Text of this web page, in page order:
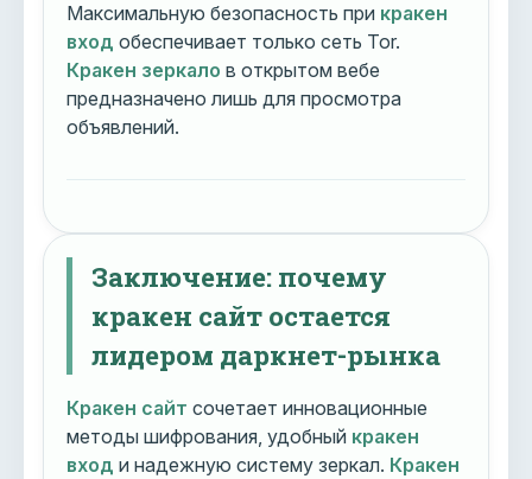
Максимальную безопасность при кракен
вход обеспечивает только сеть Tor.
Кракен зеркало в открытом вебе
предназначено лишь для просмотра
объявлений.
Заключение: почему
кракен сайт остается
лидером даркнет-рынка
Кракен сайт сочетает инновационные
методы шифрования, удобный кракен
вход и надежную систему зеркал. Кракен